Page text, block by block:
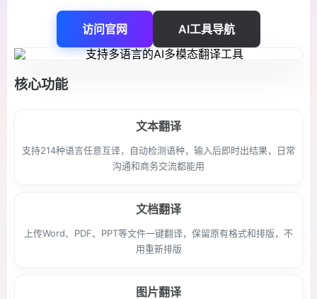
访问官网 AI工具导航
核心功能
文本翻译
支持214种语言任意互译，自动检测语种，输入后即时出结果，日常
沟通和商务交流都能用
文档翻译
上传Word、PDF、PPT等文件一键翻译，保留原有格式和排版，不
用重新排版
图片翻译